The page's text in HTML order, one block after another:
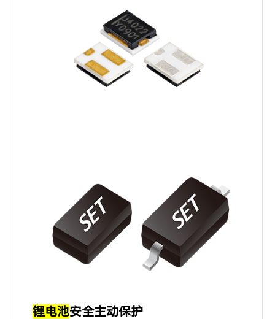
锂电池安全主动保护